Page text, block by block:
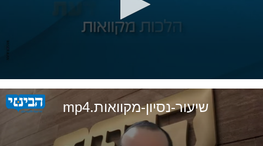
seconds
שיעור-נסיון-מקוואות.mp4